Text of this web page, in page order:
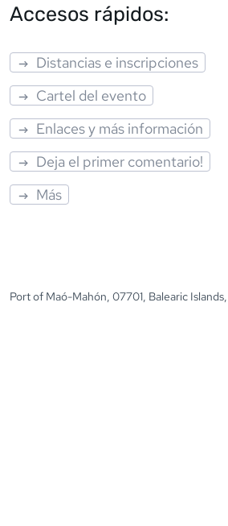
Accesos rápidos:
Distancias e inscripciones
Cartel del evento
Enlaces y más información
Deja el primer comentario!
Más
Port of Maó-Mahón, 07701, Balearic